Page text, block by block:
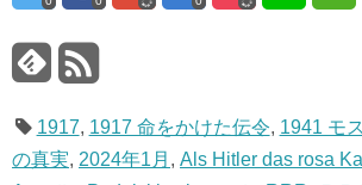
1917, 1917 命をかけた伝令, 1941 モ
の真実, 2024年1月 , Als Hitler das rosa